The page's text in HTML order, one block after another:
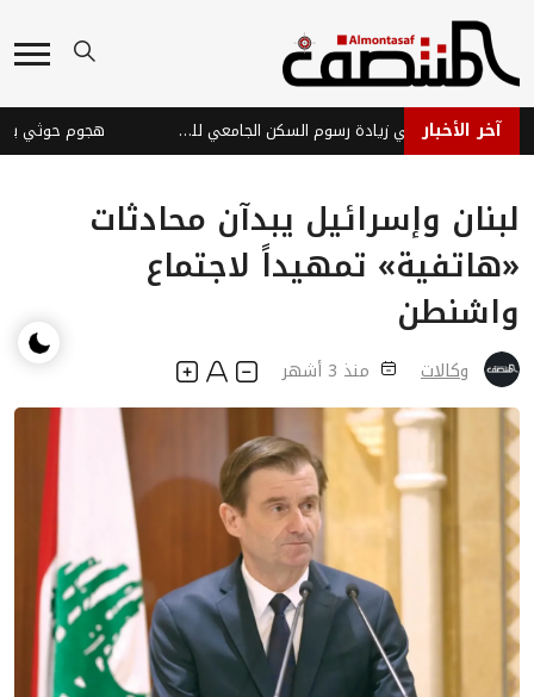
آخر الأخبار رئيس جامعة تعز يلغي زيادة رسوم السكن الجامعي للطالبات
لبنان وإسرائيل يبدآن محادثات
«هاتفية» تمهيداً لاجتماع
واشنطن
وكالات منذ 3 أشهر